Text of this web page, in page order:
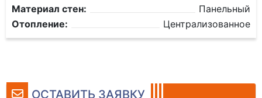
ОСТАВИТЬ ЗАЯВКУ
Материал стен:
Панельный
Отопление:
Централизованное